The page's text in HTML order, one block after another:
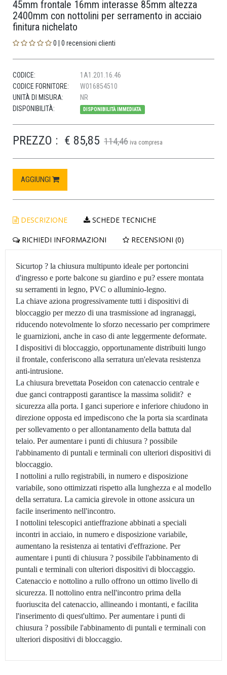
45mm frontale 16mm interasse 85mm altezza
2400mm con nottolini per serramento in acciaio
finitura nichelato
0 | 0 recensioni clienti
CODICE:
1A1.201.16.46
CODICE FORNITORE:
W016854510
UNITÀ DI MISURA:
NR
DISPONIBILITÀ:
DISPONIBILITÀ IMMEDIATA
PREZZO : € 85,85 114,46 iva compresa
AGGIUNGI
DESCRIZIONE SCHEDE TECNICHE
RICHIEDI INFORMAZIONI RECENSIONI (0)
Sicurtop ? la chiusura multipunto ideale per portoncini
d'ingresso e porte balcone su giardino e pu? essere montata
su serramenti in legno, PVC o alluminio-legno.
La chiave aziona progressivamente tutti i dispositivi di
bloccaggio per mezzo di una trasmissione ad ingranaggi,
riducendo notevolmente lo sforzo necessario per comprimere
le guarnizioni, anche in caso di ante leggermente deformate.
I dispositivi di bloccaggio, opportunamente distribuiti lungo
il frontale, conferiscono alla serratura un'elevata resistenza
anti-intrusione.
La chiusura brevettata Poseidon con catenaccio centrale e
due ganci contrapposti garantisce la massima solidit? e
sicurezza alla porta. I ganci superiore e inferiore chiudono in
direzione opposta ed impediscono che la porta sia scardinata
per sollevamento o per allontanamento della battuta dal
telaio. Per aumentare i punti di chiusura ? possibile
l'abbinamento di puntali e terminali con ulteriori dispositivi di
bloccaggio.
I nottolini a rullo registrabili, in numero e disposizione
variabile, sono ottimizzati rispetto alla lunghezza e al modello
della serratura. La camicia girevole in ottone assicura un
facile inserimento nell'incontro.
I nottolini telescopici antieffrazione abbinati a speciali
incontri in acciaio, in numero e disposizione variabile,
aumentano la resistenza ai tentativi d'effrazione. Per
aumentare i punti di chiusura ? possibile l'abbinamento di
puntali e terminali con ulteriori dispositivi di bloccaggio.
Catenaccio e nottolino a rullo offrono un ottimo livello di
sicurezza. Il nottolino entra nell'incontro prima della
fuoriuscita del catenaccio, allineando i montanti, e facilita
l'inserimento di quest'ultimo. Per aumentare i punti di
chiusura ? possibile l'abbinamento di puntali e terminali con
ulteriori dispositivi di bloccaggio.